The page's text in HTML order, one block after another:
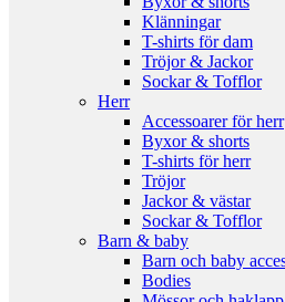
Klänningar
T-shirts för dam
Tröjor & Jackor
Sockar & Tofflor
Herr
Accessoarer för herr
Byxor & shorts
T-shirts för herr
Tröjor
Jackor & västar
Sockar & Tofflor
Barn & baby
Barn och baby
Bodies